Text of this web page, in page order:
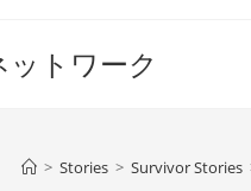
トワーク
> Stories > Survivor Stories